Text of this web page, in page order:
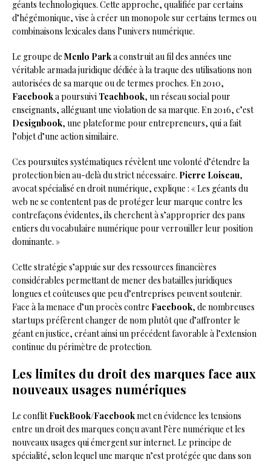
géants technologiques. Cette approche, qualifiée par certains
d’hégémonique, vise à créer un monopole sur certains termes ou
combinaisons lexicales dans l’univers numérique.
Le groupe de Menlo Parka construit au fil des années une
véritable armada juridique dédiée à la traque des utilisations non
autorisées de sa marque ou de termes proches. En 2010,
Facebooka poursuivi Teachbook, un réseau social pour
enseignants, alléguant une violation de sa marque. En 2016, c’est
Designbook, une plateforme pour entrepreneurs, qui a fait
l’objet d’une action similaire.
Ces poursuites systématiques révèlent une volonté d’étendre la
protection bien au-delà du strict nécessaire. Pierre Loiseau,
avocat spécialisé en droit numérique, explique : « Les géants du
web ne se contentent pas de protéger leur marque contre les
contrefaçons évidentes, ils cherchent à s’approprier des pans
entiers du vocabulaire numérique pour verrouiller leur position
dominante. »
Cette stratégie s’appuie sur des ressources financières
considérables permettant de mener des batailles juridiques
longues et coûteuses que peu d’entreprises peuvent soutenir.
Face à la menace d’un procès contre Facebook, de nombreuses
startups préfèrent changer de nom plutôt que d’affronter le
géant en justice, créant ainsi un précédent favorable à l’extension
continue du périmètre de protection.
Les limites du droit des marques face aux
nouveaux usages numériques
Le conflitFuckBook/Facebookmet en évidence les tensions
entre un droit des marques conçu avant l’ère numérique et les
nouveaux usages qui émergent sur internet. Le principe de
spécialité, selon lequel une marque n’est protégée que dans son